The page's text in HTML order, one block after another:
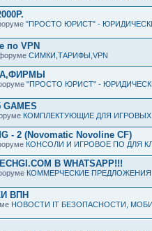
"ПРОСТО ЮРИСТ" -
по VPN
СИМКИ,ТАРИФЫ,VPN
"ПРОСТО ЮРИСТ" -
GAMES
КОМПЛЕКТУЮЩИЕ ДЛЯ ИГРОВЫХ
- 2 (Novomatic Novoline CF)
КОНСОЛИ И ИГРОВОЕ ПО ДЛЯ
В WHATSAPP!!!
КОММЕРЧЕСКИЕ ПРЕДЛОЖЕНИЯ
ВПН
НОВОСТИ IT БЕЗОПАСНОСТИ,